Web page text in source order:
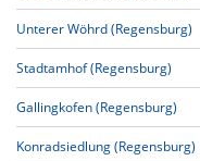
Unterer Wöhrd (Regensburg)
Stadtamhof (Regensburg)
Gallingkofen (Regensburg)
Konradsiedlung (Regensburg)